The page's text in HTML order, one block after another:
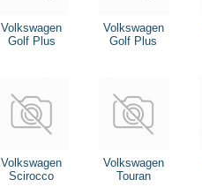
Volkswagen
Golf Plus
Volkswagen
Golf Plus
Volkswagen
Scirocco
Volkswagen
Touran